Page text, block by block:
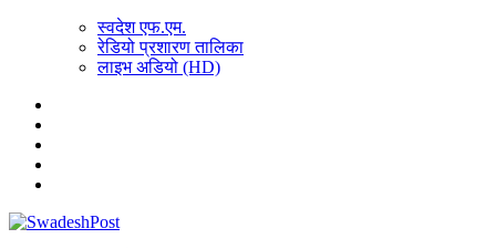
स्वदेश एफ.एम.
रेडियो प्रशारण तालिका
लाइभ अडियो (HD)